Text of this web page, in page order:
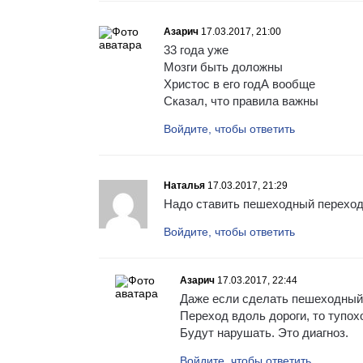
Азарич 17.03.2017, 21:00
33 года уже
Мозги быть доложны
Христос в его годА вообще
Сказал, что правила важны
Войдите, чтобы ответить
Наталья 17.03.2017, 21:29
Надо ставить пешеходный переход
Войдите, чтобы ответить
Азарич 17.03.2017, 22:44
Даже если сделать пешеходный
Переход вдоль дороги, то
Будут нарушать. Это диагноз.